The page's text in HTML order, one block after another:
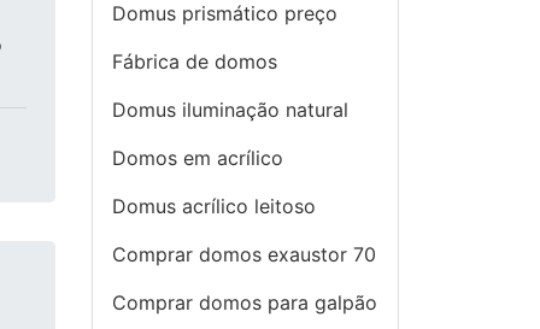
Domus prismático preço
Fábrica de domos
Domus iluminação natural
Domos em acrílico
Domus acrílico leitoso
Comprar domos exaustor 70
Comprar domos para galpão